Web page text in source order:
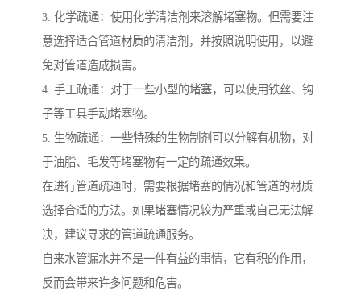
3. 化学疏通：使用化学清洁剂来溶解堵塞物。但需要注
意选择适合管道材质的清洁剂，并按照说明使用，以避
免对管道造成损害。
4. 手工疏通：对于一些小型的堵塞，可以使用铁丝、钩
子等工具手动堵塞物。
5. 生物疏通：一些特殊的生物制剂可以分解有机物，对
于油脂、毛发等堵塞物有一定的疏通效果。
在进行管道疏通时，需要根据堵塞的情况和管道的材质
选择合适的方法。如果堵塞情况较为严重或自己无法解
决，建议寻求的管道疏通服务。
自来水管漏水并不是一件有益的事情，它有积的作用，
反而会带来许多问题和危害。